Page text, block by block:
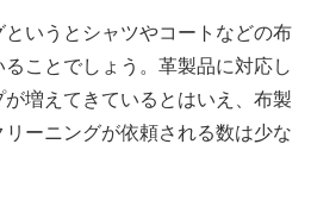
いうとシャツやコートなどの布
ことでしょう。革製品に対応し
増えてきているとはいえ、布製
ーニングが依頼される数は少な